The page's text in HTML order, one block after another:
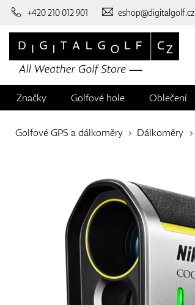
+420 210 012 901 eshop@digitalgolf.cz
Značky Golfové hole Oblečení
Golfové GPS a dálkoměry Dálkoměry